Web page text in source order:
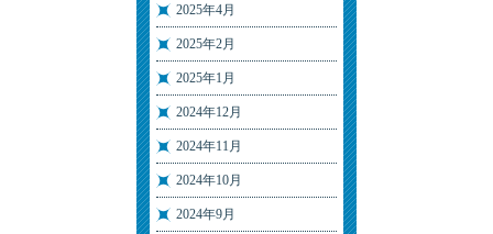
2025年4月
2025年2月
2025年1月
2024年12月
2024年11月
2024年10月
2024年9月